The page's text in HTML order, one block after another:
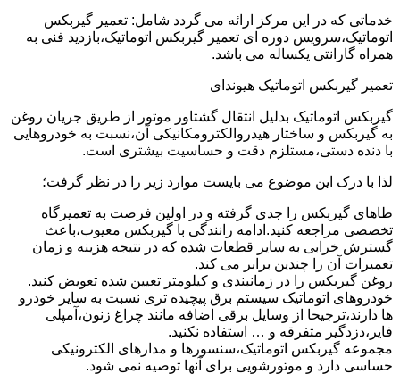
خدماتی که در این مرکز ارائه می گردد شامل: تعمیر گیربکس
اتوماتیک،سرویس دوره ای تعمیر گیربکس اتوماتیک،بازدید فنی به
همراه گارانتی یکساله می باشد.
تعمیر گیربکس اتوماتیک هیوندای
گیربکس اتوماتیک بدلیل انتقال گشتاور موتور از طریق جریان روغن
به گیربکس و ساختار هیدروالکترومکانیکی آن،نسبت به خودروهایی
با دنده دستی،مستلزم دقت و حساسیت بیشتری است.
لذا با درک این موضوع می بایست موارد زیر را در نظر گرفت؛
طاهای گیربکس را جدی گرفته و در اولین فرصت به تعمیرگاه
تخصصی مراجعه کنید.ادامه رانندگی با گیربکس معیوب،باعث
گسترش خرابی به سایر قطعات شده که در نتیجه هزینه و زمان
تعمیرات آن را چندین برابر می کند.
روغن گیربکس را در زمانبندی و کیلومتر تعیین شده تعویض کنید.
خودروهای اتوماتیک سیستم برق پیچیده تری نسبت به سایر خودرو
ها دارند،ترجیحا از وسایل برقی اضافه مانند چراغ زنون،آمپلی
فایر،دزدگیر متفرقه و … استفاده نکنید.
مجموعه گیربکس اتوماتیک،سنسورها و مدارهای الکترونیکی
حساسی دارد و موتورشویی برای آنها توصیه نمی شود.